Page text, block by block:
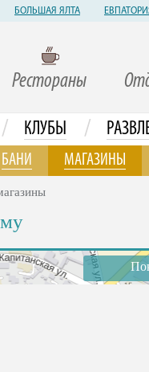
БОЛЬШАЯ ЯЛТА
Рестораны
/ КЛУБЫ /
БАНИ МАГАЗИНЫ